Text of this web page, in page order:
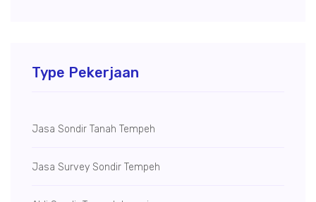
Type Pekerjaan
Jasa Sondir Tanah Tempeh
Jasa Survey Sondir Tempeh